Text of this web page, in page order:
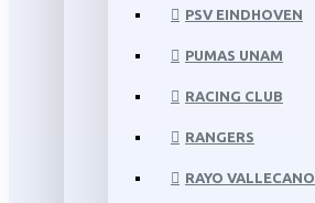
PSV EINDHOVEN
PUMAS UNAM
RACING CLUB
RANGERS
RAYO VALLECANO